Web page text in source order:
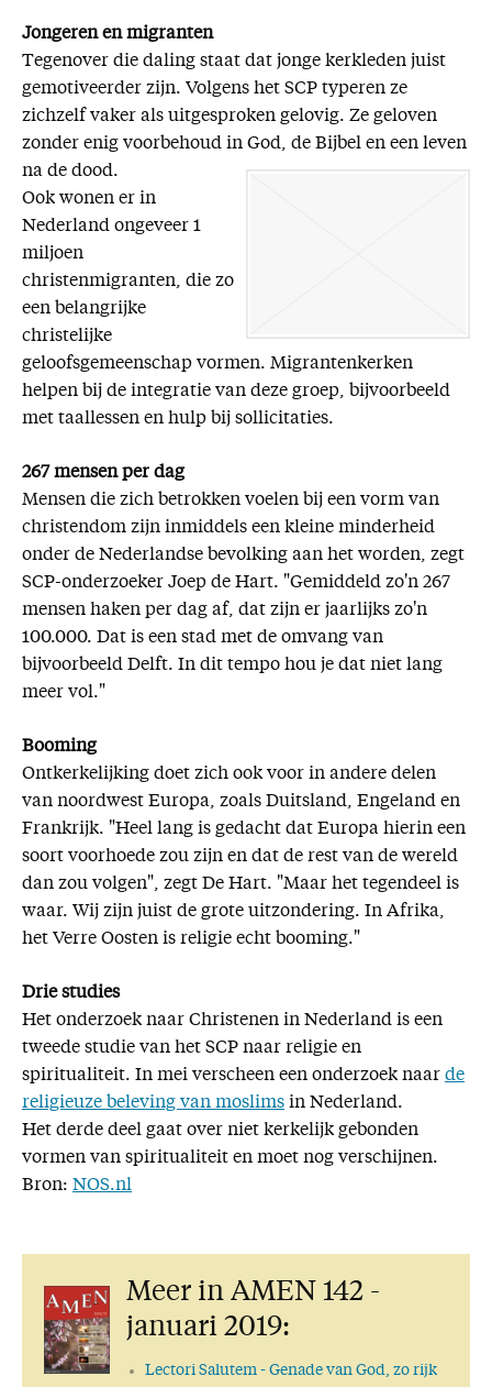
Jongeren en migranten
Tegenover die daling staat dat jonge kerkleden juist
gemotiveerder zijn. Volgens het SCP typeren ze
zichzelf vaker als uitgesproken gelovig. Ze geloven
zonder enig voorbehoud in God, de Bijbel en een leven
na de dood.
Ook wonen er in
Nederland ongeveer 1
miljoen
christenmigranten, die zo
een belangrijke
christelijke
geloofsgemeenschap vormen. Migrantenkerken
helpen bij de integratie van deze groep, bijvoorbeeld
met taallessen en hulp bij sollicitaties.
267 mensen per dag
Mensen die zich betrokken voelen bij een vorm van
christendom zijn inmiddels een kleine minderheid
onder de Nederlandse bevolking aan het worden, zegt
SCP-onderzoeker Joep de Hart. "Gemiddeld zo'n 267
mensen haken per dag af, dat zijn er jaarlijks zo'n
100.000. Dat is een stad met de omvang van
bijvoorbeeld Delft. In dit tempo hou je dat niet lang
meer vol."
Booming
Ontkerkelijking doet zich ook voor in andere delen
van noordwest Europa, zoals Duitsland, Engeland en
Frankrijk. "Heel lang is gedacht dat Europa hierin een
soort voorhoede zou zijn en dat de rest van de wereld
dan zou volgen", zegt De Hart. "Maar het tegendeel is
waar. Wij zijn juist de grote uitzondering. In Afrika,
het Verre Oosten is religie echt booming."
Drie studies
Het onderzoek naar Christenen in Nederland is een
tweede studie van het SCP naar religie en
spiritualiteit. In mei verscheen een onderzoek naar de
religieuze beleving van moslims in Nederland.
Het derde deel gaat over niet kerkelijk gebonden
vormen van spiritualiteit en moet nog verschijnen.
Bron: NOS.nl
Meer in AMEN 142 -
januari 2019:
Lectori Salutem- Genade van God, zo rijk